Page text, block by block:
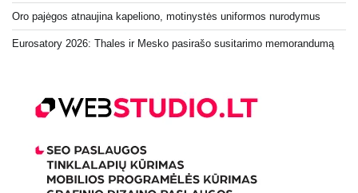
Oro pajėgos atnaujina kapeliono, motinystės uniformos nurodymus
Eurosatory 2026: Thales ir Mesko pasirašo susitarimo memorandumą